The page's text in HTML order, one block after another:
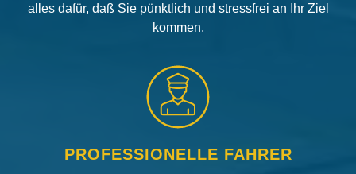
alles dafür, daß Sie pünktlich und stressfrei an Ihr Ziel
kommen.
PROFESSIONELLE FAHRER